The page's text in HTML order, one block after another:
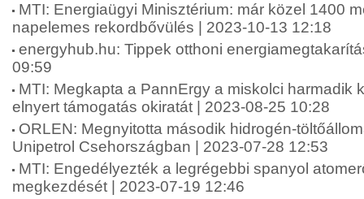
MTI: Energiaügyi Minisztérium: már közel 1400
napelemes rekordbővülés | 2023-10-13 12:18
energyhub.hu: Tippek otthoni
09:59
MTI: Megkapta a PannErgy a miskolci harmadik
elnyert támogatás okiratát | 2023-08-25 10:28
ORLEN: Megnyitotta második hidrogén-
Unipetrol Csehországban | 2023-07-28 12:53
MTI: Engedélyezték a legrégebbi spanyol
megkezdését | 2023-07-19 12:46